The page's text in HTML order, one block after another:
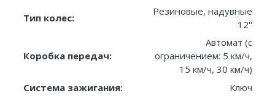
Тип колес:
Резиновые, надувные
12''
Коробка передач:
Автомат (c
ограничением: 5 км/ч,
15 км/ч, 30 км/ч)
Система зажигания:
Ключ